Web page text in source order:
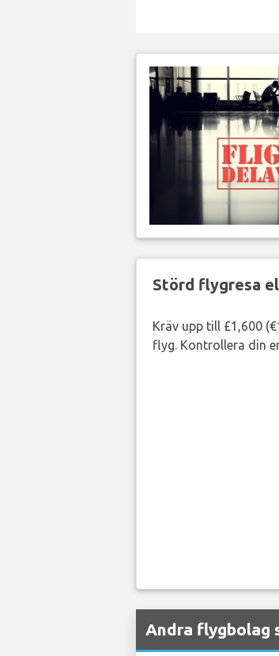
Störd flygresa
Kräv upp till £1,600
flyg. Kontrollera din
Andra flygbolag